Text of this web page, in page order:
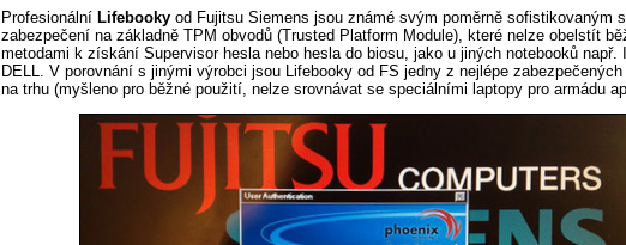
Profesionální Lifebooky od Fujitsu Siemens jsou známé svým poměrně sofistikovaným
zabezpečení na základně TPM obvodů (Trusted Platform Module), které nelze obelstít
metodami k získání Supervisor hesla nebo hesla do biosu, jako u jiných notebooků např.
DELL. V porovnání s jinými výrobci jsou Lifebooky od FS jedny z nejlépe zabezpečených
na trhu (myšleno pro běžné použití, nelze srovnávat se speciálními laptopy pro armádu